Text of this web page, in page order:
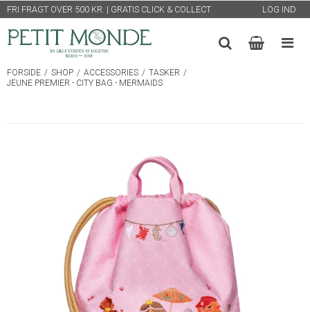
FRI FRAGT OVER 500 KR. | GRATIS CLICK & COLLECT LOG IND
FORSIDE / SHOP / ACCESSORIES / TASKER /
JEUNE PREMIER - CITY BAG - MERMAIDS